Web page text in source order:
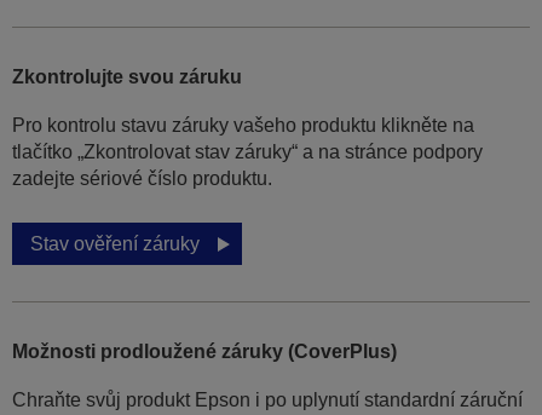
Zkontrolujte svou záruku
Pro kontrolu stavu záruky vašeho produktu klikněte na
tlačítko „Zkontrolovat stav záruky“ a na stránce podpory
zadejte sériové číslo produktu.
Stav ověření záruky
Možnosti prodloužené záruky (CoverPlus)
Chraňte svůj produkt Epson i po uplynutí standardní záruční